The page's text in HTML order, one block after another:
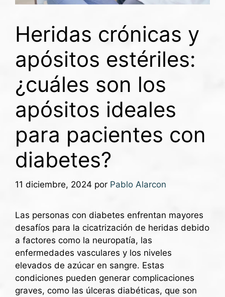
Heridas crónicas y
apósitos estériles:
¿cuáles son los
apósitos ideales
para pacientes con
diabetes?
11 diciembre, 2024 por Pablo Alarcon
Las personas con diabetes enfrentan mayores
desafíos para la cicatrización de heridas debido
a factores como la neuropatía, las
enfermedades vasculares y los niveles
elevados de azúcar en sangre. Estas
condiciones pueden generar complicaciones
graves, como las úlceras diabéticas, que son